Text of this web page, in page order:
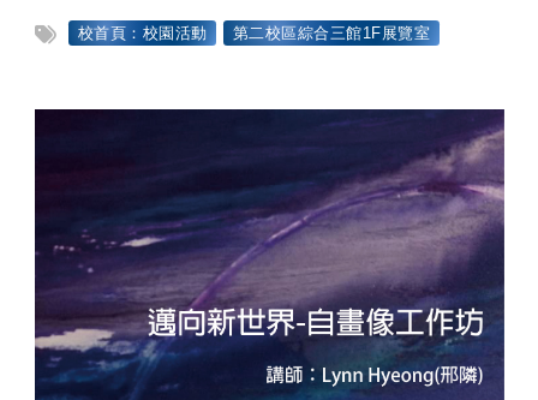
標籤：
校首頁：校園活動 第二校區綜合三館1F展覽室